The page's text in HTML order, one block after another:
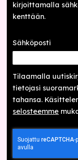
kirjoittamalla
kenttään.
Sähköposti
Tilaamalla
tietojasi
tahansa.
selosteemme